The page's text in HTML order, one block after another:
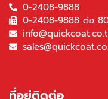
0-2408-9888
0-2408-9888 ต่อ